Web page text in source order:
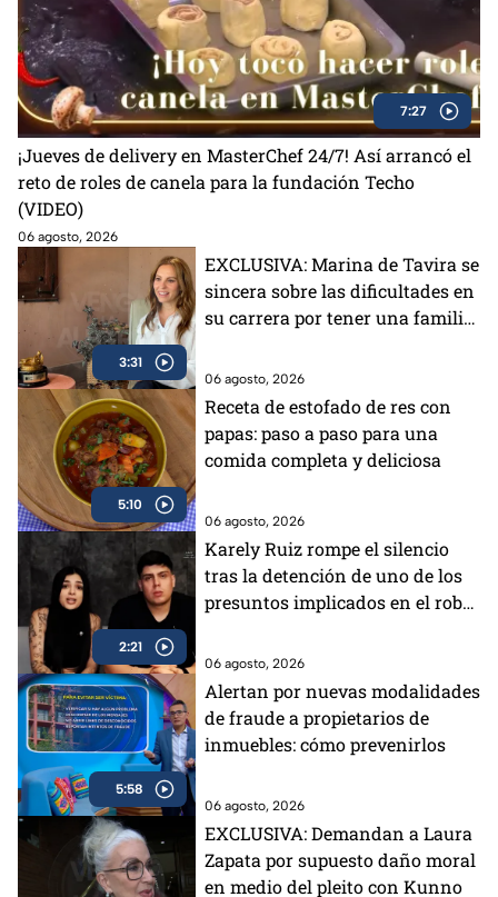
7:27
¡Jueves de delivery en MasterChef 24/7! Así arrancó el
reto de roles de canela para la fundación Techo
(VIDEO)
06 agosto, 2026
3:31
EXCLUSIVA: Marina de Tavira se
sincera sobre las dificultades en
su carrera por tener una familia
06 agosto, 2026
5:10
Receta de estofado de res con
papas: paso a paso para una
comida completa y deliciosa
06 agosto, 2026
2:21
Karely Ruiz rompe el silencio
tras la detención de uno de los
presuntos implicados en el robo
06 agosto, 2026
5:58
Alertan por nuevas modalidades
de fraude a propietarios de
inmuebles: cómo prevenirlos
06 agosto, 2026
EXCLUSIVA: Demandan a Laura
Zapata por supuesto daño moral
en medio del pleito con Kunno